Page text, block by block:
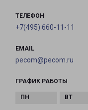
ТЕЛЕФОН
+7(495) 660-11-11
EMAIL
pecom@pecom.ru
ГРАФИК РАБОТЫ